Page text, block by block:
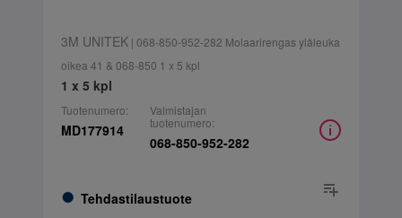
3M UNITEK| 068-850-952-282 Molaarirengas yläleuka
oikea 41 & 068-850 1 x 5 kpl
1 x 5 kpl
Tuotenumero:
MD177914
Tehdastilaustuote
Valmistajan
tuotenumero:
068-850-952-282